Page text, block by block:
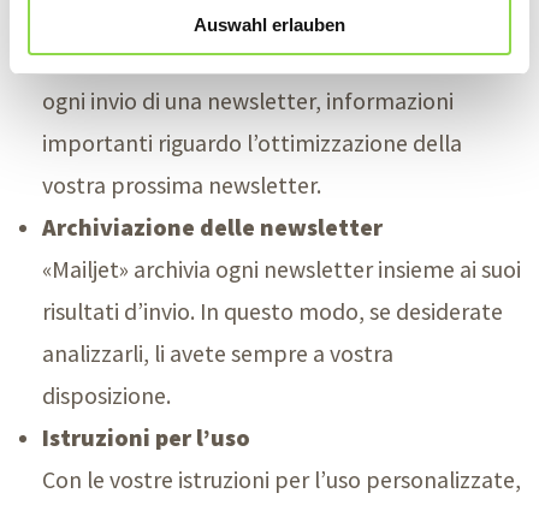
Auswahl erlauben
Analisi dell’invio della newsletter
Con il tool di analisi di «Mailjet» otterrete, dopo
ogni invio di una newsletter, informazioni
importanti riguardo l’ottimizzazione della
vostra prossima newsletter.
Archiviazione delle newsletter
«Mailjet» archivia ogni newsletter insieme ai suoi
risultati d’invio. In questo modo, se desiderate
analizzarli, li avete sempre a vostra
disposizione.
Istruzioni per l’uso
Con le vostre istruzioni per l’uso personalizzate,